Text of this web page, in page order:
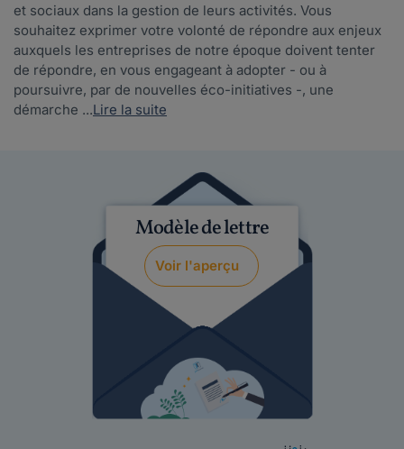
Modèle de lettre
Voir l'aperçu
et sociaux dans la gestion de leurs activités. Vous
souhaitez exprimer votre volonté de répondre aux enjeux
auxquels les entreprises de notre époque doivent tenter
de répondre, en vous engageant à adopter - ou à
poursuivre, par de nouvelles éco-initiatives -, une
démarche ...Lire la suite